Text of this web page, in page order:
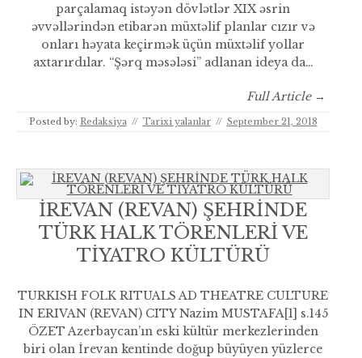
parçalamaq istəyən dövlətlər XIX əsrin
əvvəllərindən etibarən müxtəlif planlar cızır və
onları həyata keçirmək üçün müxtəlif yollar
axtarırdılar. “Şərq məsələsi” adlanan ideya da…
Full Article →
Posted by: Redaksiya // Tarixi yalanlar // September 21, 2018
İREVAN (REVAN) ŞEHRİNDE
TÜRK HALK TÖRENLERİ VE
TİYATRO KÜLTÜRÜ
TURKISH FOLK RITUALS AD THEATRE CULTURE
IN ERIVAN (REVAN) CITY Nazim MUSTAFA[1] s.145
ÖZET Azerbaycan’ın eski kültür merkezlerinden
biri olan İrevan kentinde doğup büyüyen yüzlerce